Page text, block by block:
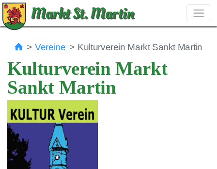
Markt St. Martin
Vereine Kulturverein Markt Sankt Martin
Kulturverein Markt
Sankt Martin